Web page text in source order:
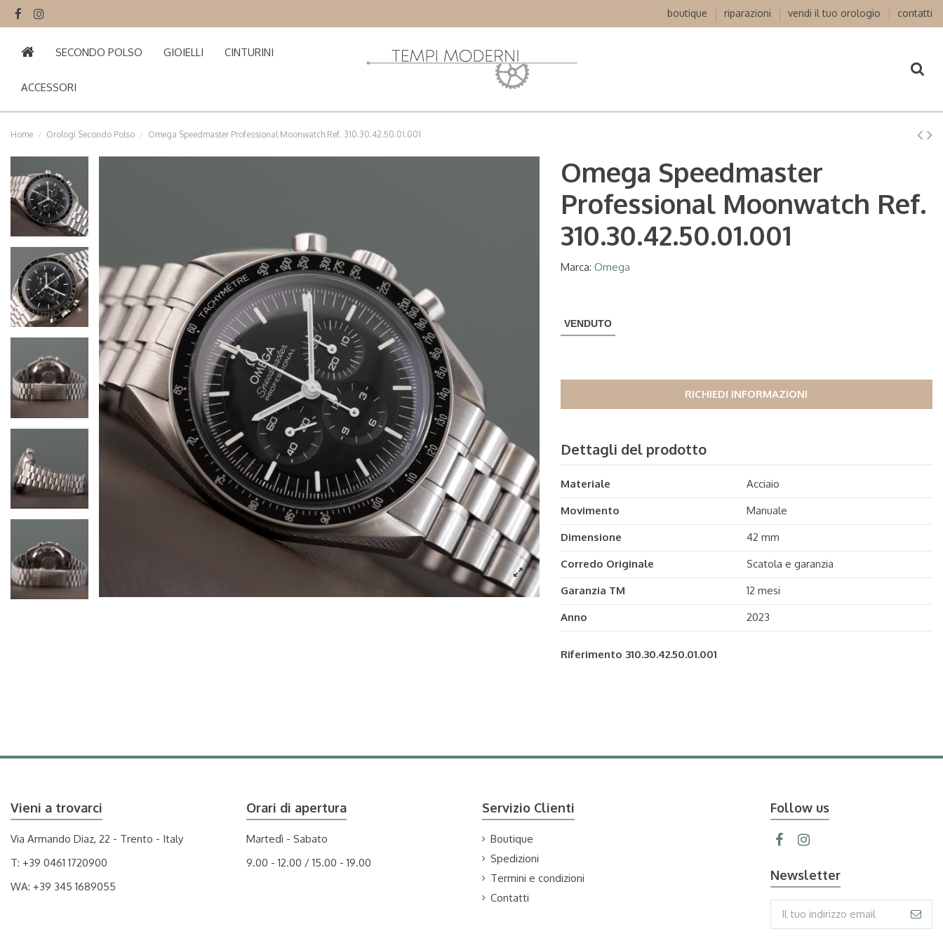
boutique riparazioni vendi il tuo orologio contatti
SECONDO POLSO GIOIELLI CINTURINI
ACCESSORI
Home Orologi Secondo Polso Omega Speedmaster Professional Moonwatch Ref. 310.30.42.50.01.001
Omega Speedmaster
Professional Moonwatch Ref.
310.30.42.50.01.001
Marca: Omega
VENDUTO
RICHIEDI INFORMAZIONI
Dettagli del prodotto
Materiale
Acciaio
Movimento
Manuale
Dimensione
42 mm
Corredo Originale
Scatola e garanzia
Garanzia TM
12 mesi
Anno
2023
Riferimento 310.30.42.50.01.001
Vieni a trovarci
Via Armando Diaz, 22 - Trento - Italy
T: +39 0461 1720900
WA: +39 345 1689055
Orari di apertura
Martedì - Sabato
9.00 - 12.00 / 15.00 - 19.00
Servizio Clienti
Boutique
Spedizioni
Termini e condizioni
Contatti
Follow us
Newsletter